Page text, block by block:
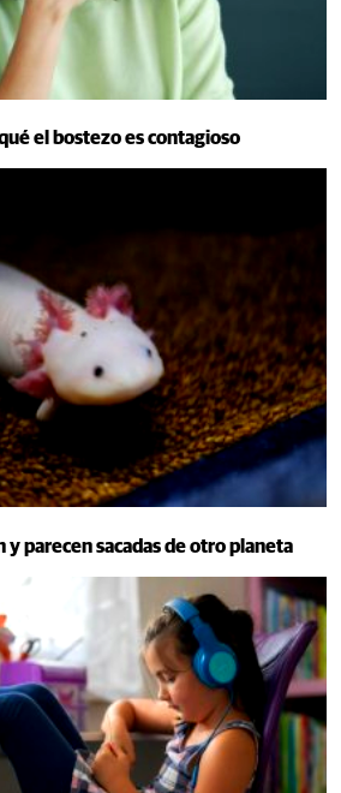
el bostezo es contagioso
y parecen sacadas de otro planeta